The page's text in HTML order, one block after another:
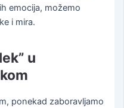
emocija, možemo
i mira.
u
ponekad zaboravljamo